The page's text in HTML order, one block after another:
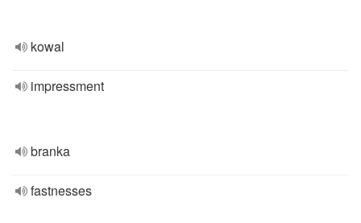
kowal
impressment
branka
fastnesses